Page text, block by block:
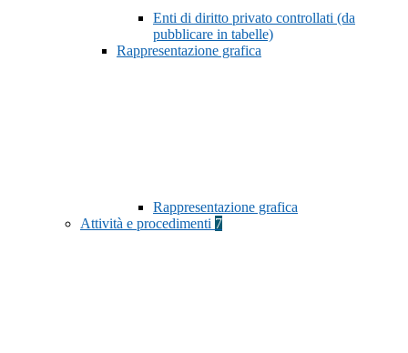
Enti di diritto privato controllati (da
pubblicare in tabelle)
Rappresentazione grafica
Rappresentazione grafica
Attività e procedimenti 7